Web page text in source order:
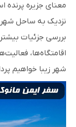
معنای جزیره پرنده
نزدیک به ساحل شهر
بررسی جزئیات
اقامتگاه‌ها،
شهر زیبا خواهیم